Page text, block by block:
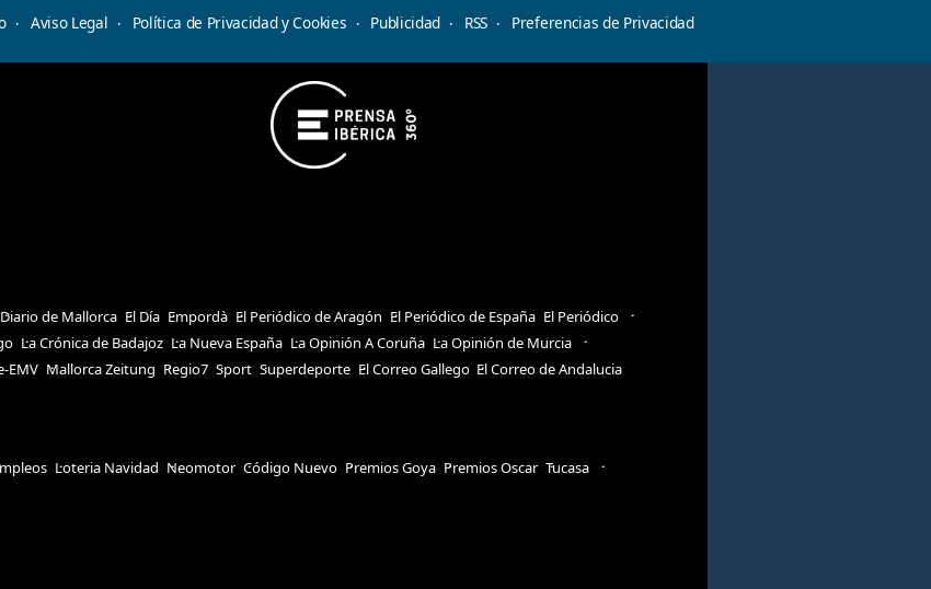
Aviso Legal Política de Privacidad y Cookies Publicidad RSS Preferencias de Privacidad
Diario de Mallorca El Día Empordà El Periódico de Aragón El Periódico de España El Periódico
La Crónica de Badajoz La Nueva España La Opinión A Coruña La Opinión de Murcia
EMV Mallorca Zeitung Regio7 Sport Superdeporte El Correo Gallego El Correo de Andalucia
Loteria Navidad Neomotor Código Nuevo Premios Goya Premios Oscar Tucasa